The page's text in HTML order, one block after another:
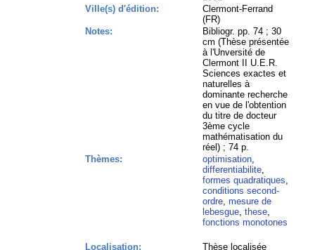
Ville(s) d'édition:
Clermont-Ferrand
(FR)
Notes:
Bibliogr. pp. 74 ; 30
cm (Thèse présentée
à l'Unversité de
Clermont II U.E.R.
Sciences exactes et
naturelles à
dominante recherche
en vue de l'obtention
du titre de docteur
3ème cycle
mathématisation du
réel) ; 74 p.
Thèmes:
optimisation,
differentiabilite,
formes quadratiques,
conditions second-
ordre,mesure de
lebesgue,these,
fonctions monotones
Localisation: Thèse localisée